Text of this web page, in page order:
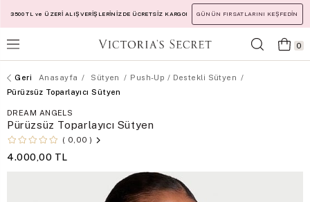
3500 TL ve ÜZERİ ALIŞVERİŞLERİNİZDE ÜCRETSİZ KARGO! GÜNÜN FIRSATLARINI KEŞFEDİN
0
Anasayfa Sütyen
Push-Up / Destekli Sütyen
Pürüzsüz Toparlayıcı Sütyen
DREAM ANGELS
Pürüzsüz Toparlayıcı Sütyen
0,00
4.000,00 TL